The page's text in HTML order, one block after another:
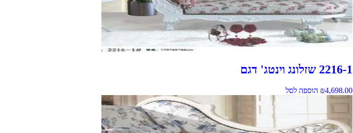
2216-1 שזלונג וינטג' דגם
₪4,698.00 הוספה לסל